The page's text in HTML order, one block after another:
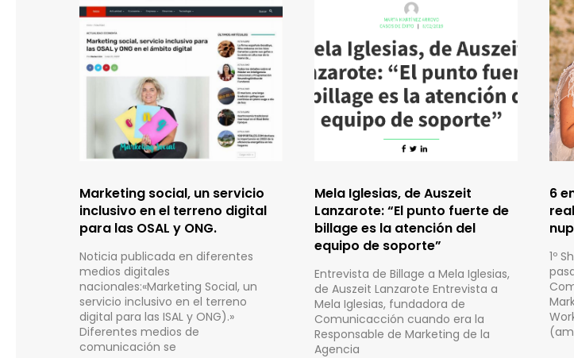
Marketing social, un servicio
inclusivo en el terreno digital
para las OSAL y ONG.
Noticia publicada en diferentes
medios digitales
nacionales:«Marketing Social, un
servicio inclusivo en el terreno
digital para las ISAL y ONG).»
Diferentes medios de
comunicación se
Mela Iglesias, de Auszeit
Lanzarote: “El punto fuerte de
billage es la atención del
equipo de soporte”
Entrevista de Billage a Mela Iglesias,
de Auszeit Lanzarote Entrevista a
Mela Iglesias, fundadora de
Comunicacción cuando era la
Responsable de Marketing de la
Agencia
6
1º